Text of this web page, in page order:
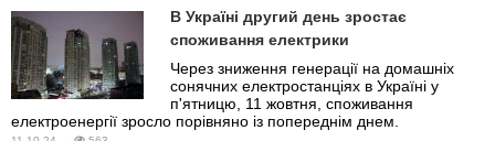
В Україні другий день зростає
споживання електрики
Через зниження генерації на домашніх
сонячних електростанціях в Україні у
п'ятницю, 11 жовтня, споживання
електроенергії зросло порівняно із попереднім днем.